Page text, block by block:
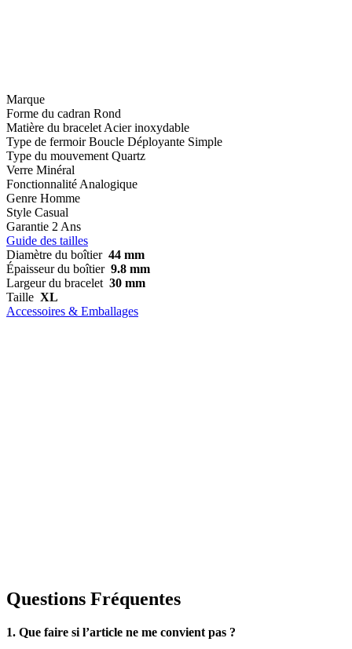
Marque
Forme du cadran Rond
Matière du bracelet Acier inoxydable
Type de fermoir Boucle Déployante Simple
Type du mouvement Quartz
Verre Minéral
Fonctionnalité Analogique
Genre Homme
Style Casual
Garantie 2 Ans
Guide des tailles
Diamètre du boîtier 44 mm
Épaisseur du boîtier 9.8 mm
Largeur du bracelet 30 mm
Taille XL
Accessoires & Emballages
Questions Fréquentes
1. Que faire si l’article ne me convient pas ?